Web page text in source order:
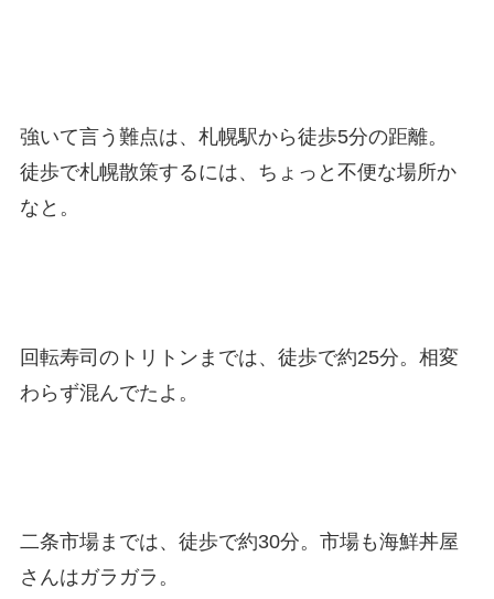
強いて言う難点は、札幌駅から徒歩5分の距離。
徒歩で札幌散策するには、ちょっと不便な場所か
なと。
回転寿司のトリトンまでは、徒歩で約25分。相変
わらず混んでたよ。
二条市場までは、徒歩で約30分。市場も海鮮丼屋
さんはガラガラ。